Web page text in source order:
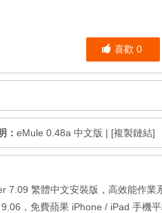
喜歡 0
： eMule 0.48a 中文版 | [複製鏈結]
繁體中文安裝版，高效能作業系統清理
，免費蘋果 iPhone / iPad 手機平板電腦管理備份還